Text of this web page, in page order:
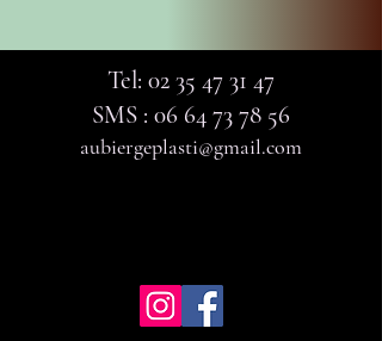
Tel: 02 35 47 31 47
SMS : 06 64 73 78 56
aubiergeplasti@gmail.com